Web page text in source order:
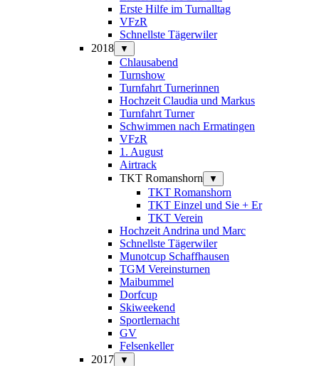
Erste Hilfe im Turnalltag
VFzR
Schnellste Tägerwiler
2018
▼
Chlausabend
Turnshow
Turnfahrt Turnerinnen
Hochzeit Claudia und Markus
Turnfahrt Turner
Schwimmen nach Ermatingen
VFzR
1. August
Airtrack
TKT Romanshorn
▼
TKT Romanshorn
TKT Einzel und Sie + Er
TKT Verein
Hochzeit Andrina und Marc
Schnellste Tägerwiler
Munotcup Schaffhausen
TGM Vereinsturnen
Maibummel
Dorfcup
Skiweekend
Sportlernacht
GV
Felsenkeller
2017
▼